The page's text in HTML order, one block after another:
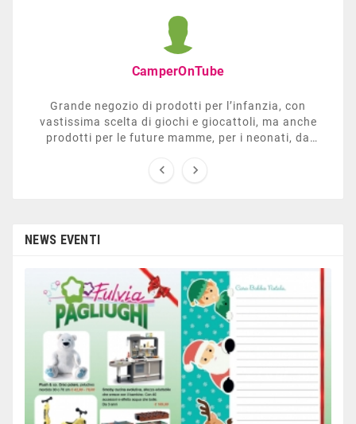
CamperOnTube
Grande negozio di prodotti per l’infanzia, con
vastissima scelta di giochi e giocattoli, ma anche
prodotti per le future mamme, per i neonati, da
sezione dedicata all’arredo giardino, giochi all’aperto,
 
NEWS EVENTI